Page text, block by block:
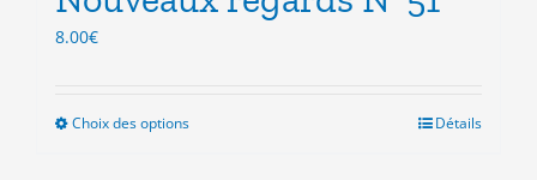
page
8.00€
Choix des optionsCe
Détails